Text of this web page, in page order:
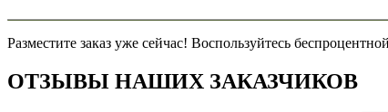
Разместите заказ уже сейчас! Воспользуйтесь
ОТЗЫВЫ НАШИХ ЗАКАЗЧИКОВ